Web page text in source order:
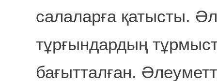
салаларға қатысты.
тұрғындардың
бағытталған.